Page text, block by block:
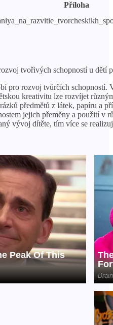
Příloha
tvořivých schopností u dětí
pro rozvoj tvůrčích
kreativitu lze rozvíjet
předmětů z látek, papíru a
jejich přeměny a použití
vývoj dítěte, tím více se